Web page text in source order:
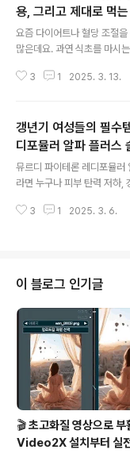
용, 그리고 제대로 먹
요즘 다이어트나 혈당 조절
많은데요. 과연 식초를 마시
을 알아보겠습니다.식초의 건
먹은 후 식초물을 마시면 속
있죠.혈당 조절: 식초를 식사
상승을 완화하는 데 도움이
으로 한 연구에서 식초를 꾸
약간 낮아졌다는 보고도 있
식초 다이어트라는 말까지 나
3 1 2025. 3. 13.
갱년기 여성들의 필수
디포뮬러 알파 플러스
뮤르디 파이테론 레디포뮬러
라면 누구나 피부 탄력 저하,
을 타고 인기 있는 영양제가
유지에 도움을 주는 루바브
선에 효과적인 석류 추출물,
리와 로즈힙 등 다양한 식물
다.특히 루바브는 식물성 에
홍조, 불면증, 감정 기복 등
니다. 실제로 꾸준히 복용한
3 1 2025. 3. 6.
이 블로그 인기글
🎬 초고화질 영상으로
Video2X 설치부터 실